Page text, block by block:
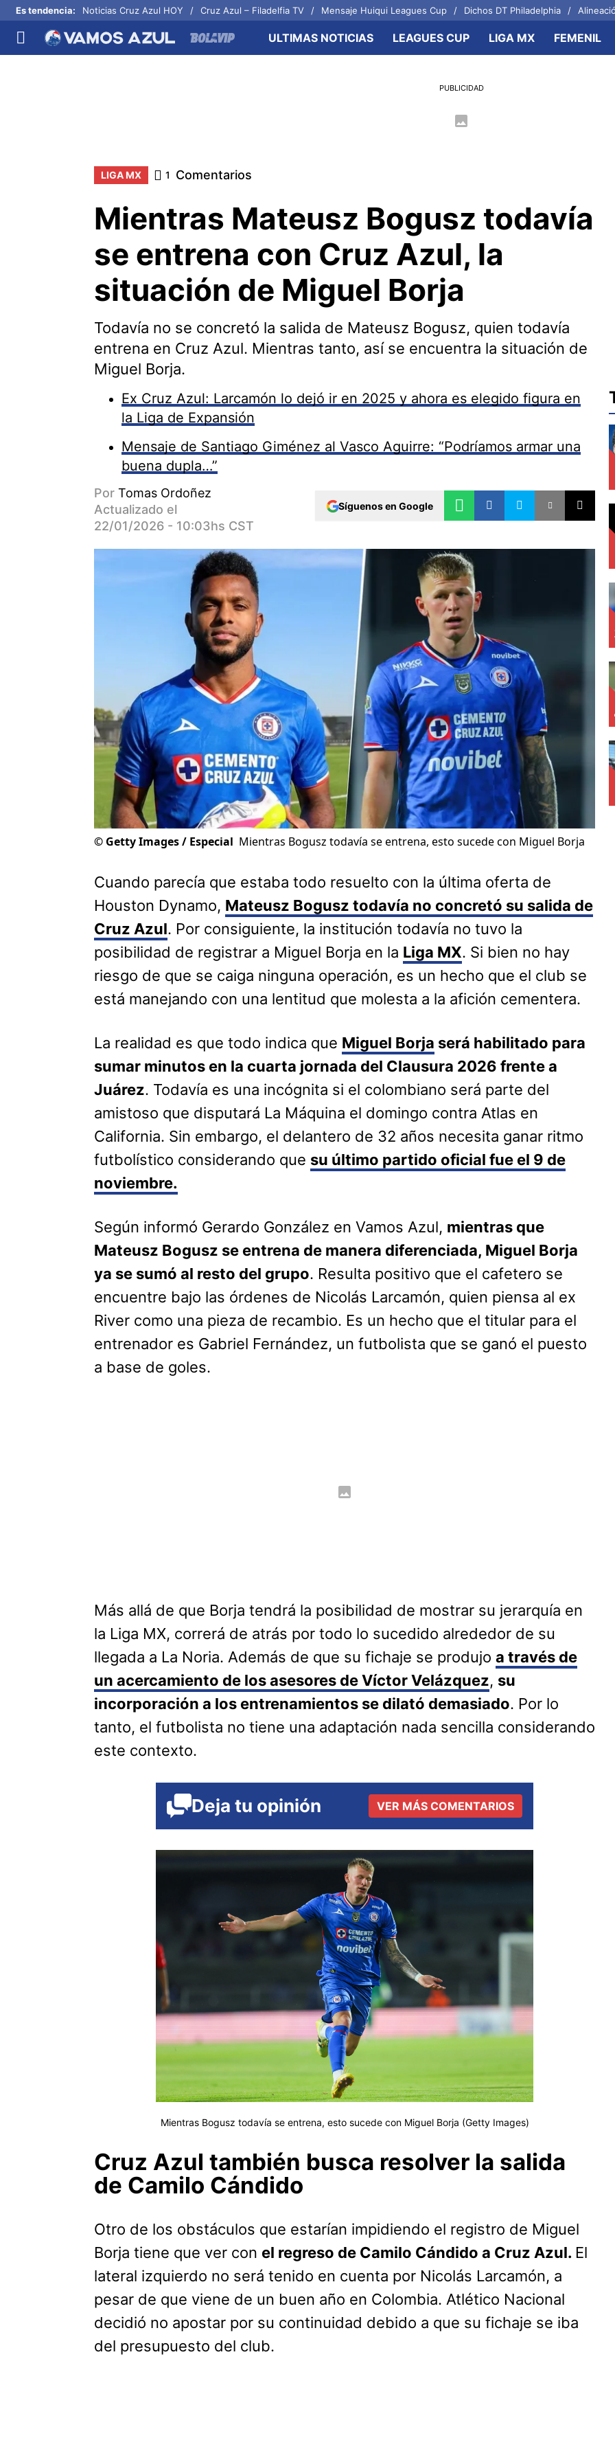
Es tendencia: Noticias Cruz Azul HOY Cruz Azul – Filadelfia TV Mensaje Huiqui Leagues Cup Dichos DT Philadelphia
CELESTES
Erik Lira
ULTIMAS NOTICIAS LEAGUES CUP LIGA MX FEMENIL
PUBLICIDAD
LIGA MX 1 Comentarios
Mientras Mateusz Bogusz todavía
se entrena con Cruz Azul, la
situación de Miguel Borja
Todavía no se concretó la salida de Mateusz Bogusz, quien todavía
entrena en Cruz Azul. Mientras tanto, así se encuentra la situación de
Miguel Borja.
Ex Cruz Azul: Larcamón lo dejó ir en 2025 y ahora es elegido figura en
la Liga de Expansión
Mensaje de Santiago Giménez al Vasco Aguirre: “Podríamos armar una
buena dupla…”
Por Tomas Ordoñez
Actualizado el
22/01/2026 - 10:03hs CST
Síguenos en Google
© Getty Images / Especial Mientras Bogusz todavía se entrena, esto sucede con Miguel Borja
Cuando parecía que estaba todo resuelto con la última oferta de
Houston Dynamo, Mateusz Bogusz todavía no concretó su salida de
Cruz Azul. Por consiguiente, la institución todavía no tuvo la
posibilidad de registrar a Miguel Borja en la Liga MX. Si bien no hay
riesgo de que se caiga ninguna operación, es un hecho que el club se
está manejando con una lentitud que molesta a la afición cementera.
La realidad es que todo indica que Miguel Borja será habilitado para
sumar minutos en la cuarta jornada del Clausura 2026 frente a
Juárez. Todavía es una incógnita si el colombiano será parte del
amistoso que disputará La Máquina el domingo contra Atlas en
California. Sin embargo, el delantero de 32 años necesita ganar ritmo
futbolístico considerando que su último partido oficial fue el 9 de
noviembre.
Según informó Gerardo González en Vamos Azul, mientras que
Mateusz Bogusz se entrena de manera diferenciada, Miguel Borja
ya se sumó al resto del grupo. Resulta positivo que el cafetero se
encuentre bajo las órdenes de Nicolás Larcamón, quien piensa al ex
River como una pieza de recambio. Es un hecho que el titular para el
entrenador es Gabriel Fernández, un futbolista que se ganó el puesto
a base de goles.
Más allá de que Borja tendrá la posibilidad de mostrar su jerarquía en
la Liga MX, correrá de atrás por todo lo sucedido alrededor de su
llegada a La Noria. Además de que su fichaje se produjo a través de
un acercamiento de los asesores de Víctor Velázquez, su
incorporación a los entrenamientos se dilató demasiado. Por lo
tanto, el futbolista no tiene una adaptación nada sencilla considerando
este contexto.
Deja tu opinión VER MÁS COMENTARIOS
Mientras Bogusz todavía se entrena, esto sucede con Miguel Borja (Getty Images)
Cruz Azul también busca resolver la salida
de Camilo Cándido
Otro de los obstáculos que estarían impidiendo el registro de Miguel
Borja tiene que ver con el regreso de Camilo Cándido a Cruz Azul. El
lateral izquierdo no será tenido en cuenta por Nicolás Larcamón, a
pesar de que viene de un buen año en Colombia. Atlético Nacional
decidió no apostar por su continuidad debido a que su fichaje se iba
del presupuesto del club.